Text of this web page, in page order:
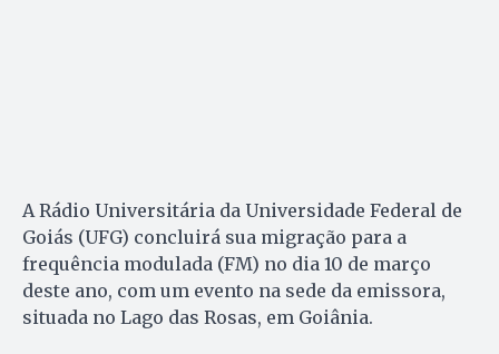
A Rádio Universitária da Universidade Federal de
Goiás (UFG) concluirá sua migração para a
frequência modulada (FM) no dia 10 de março
deste ano, com um evento na sede da emissora,
situada no Lago das Rosas, em Goiânia.